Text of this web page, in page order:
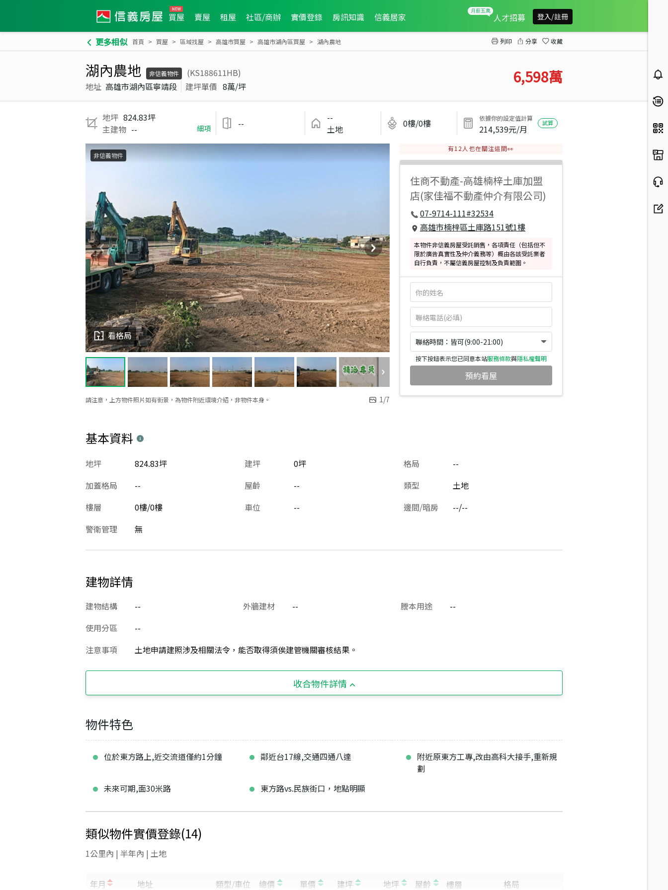
買屋 賣屋 租屋 社區/商辦 實價登錄 房訊知識 信義居家 人才招募 登入/註冊
更多相似 首頁 買屋 區域找屋 高雄市買屋 高雄市湖內區買屋 湖內農地 列印 分享 收藏
湖內農地 非信義物件
(KS188611HB)
地址 高雄市湖內區寧靖段 建坪單價 8萬/坪 6,598萬
地坪 824.83坪
主建物 -- 細項 --
--
土地
0樓/0樓 依據你的設定值計算
214,539元/月
試算
請注意，上方物件照片如有街景，為物件附近環境介紹，非物件本身。 1/7
看格局
非信義物件
有12 人也在關注這間👀
住商不動產-高雄楠梓土庫加盟
店(家佳福不動產仲介有限公司)
07-9714-111#32534
高雄市楠梓區土庫路151號1樓
本物件非信義房屋受託銷售，各項責任（包括但不
限於廣告真實性及仲介義務等）概由各該受託業者
自行負責，不屬信義房屋控制及負責範圍。
聯絡時間：皆可(9:00-21:00)
按下按鈕表示您已同意本站服務條款與隱私權聲明
預約看屋
基本資料
建坪 0坪
地坪 824.83坪 格局
--
加蓋格局
-- 屋齡 -- 類型
土地
樓層
0樓/0樓 車位 -- 邊間/暗房
--/--
警衛管理
無
建物詳情
建物結構 -- 外牆建材 -- 謄本用途
--
使用分區
--
注意事項
土地申請建照涉及相關法令，能否取得須俟建管機關審核結果。
收合物件詳情
物件特色
位於東方路上,近交流道僅約1分鐘 鄰近台17線,交通四通八達
附近原東方工專,改由高科大接手,重新規
劃
未來可期,面30米路
東方路vs.民族街口，地點明顯
類似物件實價登錄(14)
1公里內 | 半年內 | 土地